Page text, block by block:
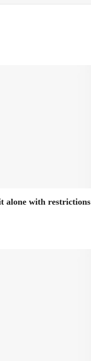
alone with restrictions